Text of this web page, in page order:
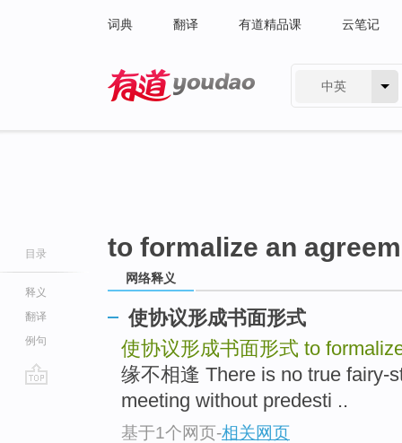
词典 翻译 有道精品课 云笔记
中英
目录
释义
翻译
例句
to formalize an
网络释义
使协议形成书面形式
使协议形成书面形式 to
缘不相逢 There is no true fairy-
meeting without predesti ..
基于1个网页-相关网页